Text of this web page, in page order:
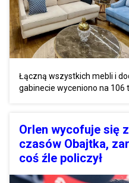
Łączną wszystkich mebli i
gabinecie wyceniono na 106
Orlen wycofuje się
czasów Obajtka,
coś źle policzył